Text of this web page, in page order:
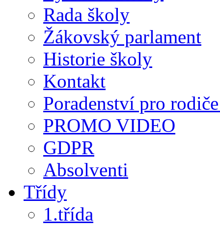
Rada školy
Žákovský parlament
Historie školy
Kontakt
Poradenství pro
PROMO VIDEO
GDPR
Absolventi
Třídy
1.třída